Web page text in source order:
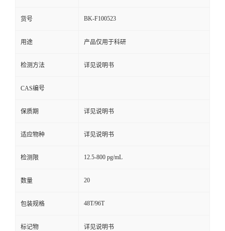
货号 BK-F100523
用途 产品仅用于科研
检测方法 详见说明书
CAS编号
保质期 详见说明书
适应物种 详见说明书
检测限 12.5-800 pg/mL
数量 20
包装规格 48T/96T
标记物 详见说明书